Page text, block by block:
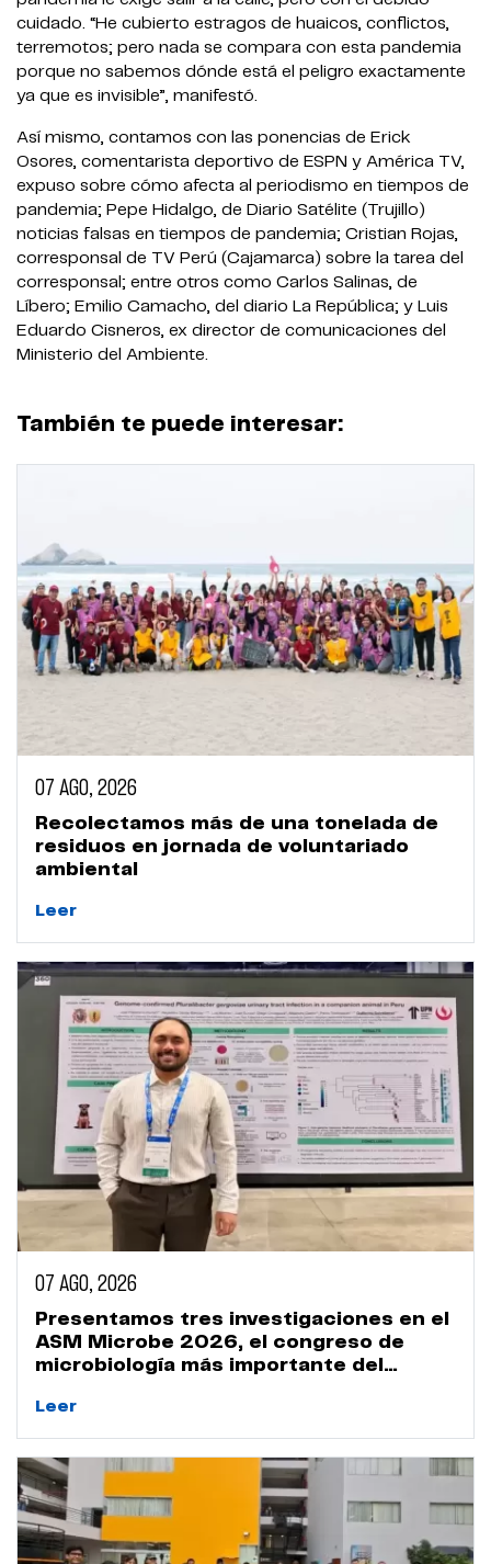
cuidado. “He cubierto estragos de huaicos, conflictos,
terremotos; pero nada se compara con esta pandemia
porque no sabemos dónde está el peligro exactamente
ya que es invisible”, manifestó.
Así mismo, contamos con las ponencias de Erick
Osores, comentarista deportivo de ESPN y América TV,
expuso sobre cómo afecta al periodismo en tiempos de
pandemia; Pepe Hidalgo, de Diario Satélite (Trujillo)
noticias falsas en tiempos de pandemia; Cristian Rojas,
corresponsal de TV Perú (Cajamarca) sobre la tarea del
corresponsal; entre otros como Carlos Salinas, de
Líbero; Emilio Camacho, del diario La República; y Luis
Eduardo Cisneros, ex director de comunicaciones del
Ministerio del Ambiente.
También te puede interesar:
07 AGO, 2026
Recolectamos más de una tonelada de
residuos en jornada de voluntariado
ambiental
Leer
07 AGO, 2026
Presentamos tres investigaciones en el
ASM Microbe 2026, el congreso de
microbiología más importante del
Leer